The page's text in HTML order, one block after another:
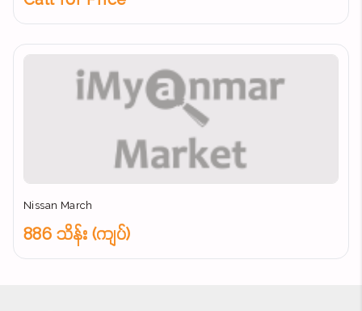
Nissan March
886 သိန်း (ကျပ်)